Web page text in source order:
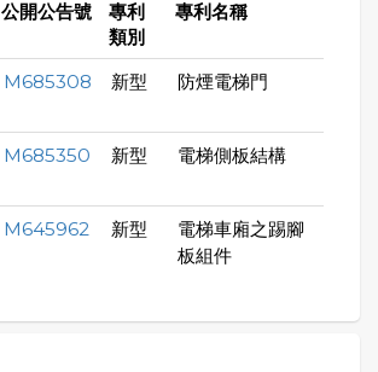
公開公告號
專利
類別
專利名稱
M685308 新型 防煙電梯門
M685350 新型 電梯側板結構
M645962 新型
電梯車廂之踢腳
板組件